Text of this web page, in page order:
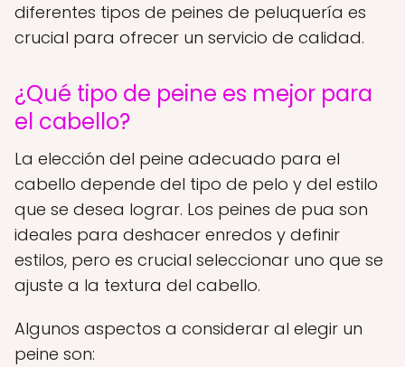
diferentes tipos de peines de peluquería es
crucial para ofrecer un servicio de calidad.
¿Qué tipo de peine es mejor para
el cabello?
La elección del peine adecuado para el
cabello depende del tipo de pelo y del estilo
que se desea lograr. Los peines de pua son
ideales para deshacer enredos y definir
estilos, pero es crucial seleccionar uno que se
ajuste a la textura del cabello.
Algunos aspectos a considerar al elegir un
peine son: